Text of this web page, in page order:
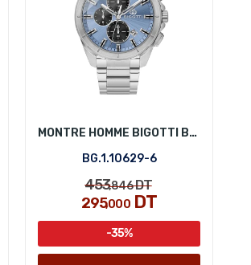
MONTRE HOMME BIGOTTI BG.1.10629-6
BG.1.10629-6
453,846DT
295,000DT
-35%